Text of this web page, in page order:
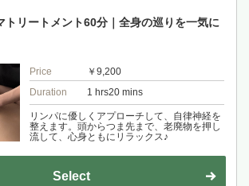
トリートメント60分｜全身の巡りを一気に
Price
￥9,200
Duration
1 hrs20 mins
リンパに優しくアプローチして、自律神経を
整えます。頭からつま先まで、老廃物を押し
流して、心身ともにリラックス♪
Select